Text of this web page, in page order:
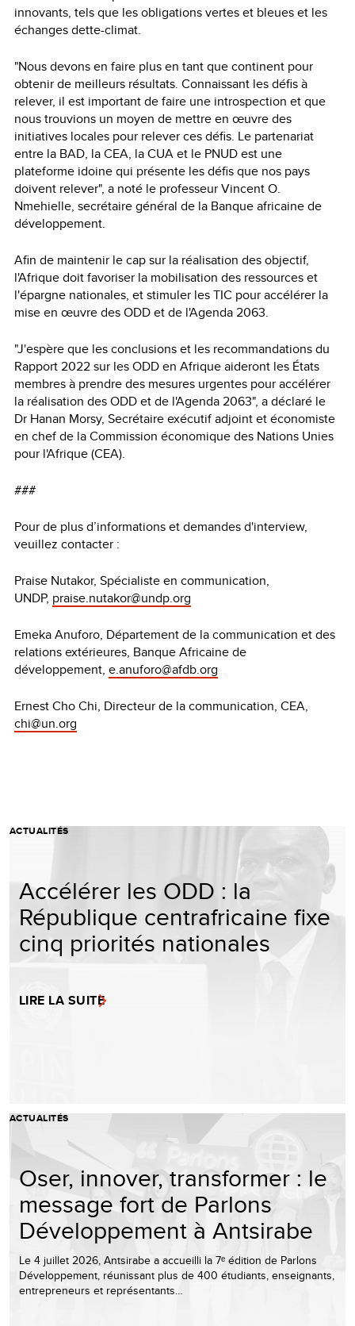
innovants, tels que les obligations vertes et bleues et les
échanges dette-climat.
"Nous devons en faire plus en tant que continent pour
obtenir de meilleurs résultats. Connaissant les défis à
relever, il est important de faire une introspection et que
nous trouvions un moyen de mettre en œuvre des
initiatives locales pour relever ces défis. Le partenariat
entre la BAD, la CEA, la CUA et le PNUD est une
plateforme idoine qui présente les défis que nos pays
doivent relever", a noté le professeur Vincent O.
Nmehielle, secrétaire général de la Banque africaine de
développement.
Afin de maintenir le cap sur la réalisation des objectif,
l'Afrique doit favoriser la mobilisation des ressources et
l'épargne nationales, et stimuler les TIC pour accélérer la
mise en œuvre des ODD et de l'Agenda 2063.
"J'espère que les conclusions et les recommandations du
Rapport 2022 sur les ODD en Afrique aideront les États
membres à prendre des mesures urgentes pour accélérer
la réalisation des ODD et de l'Agenda 2063", a déclaré le
Dr Hanan Morsy, Secrétaire exécutif adjoint et économiste
en chef de la Commission économique des Nations Unies
pour l'Afrique (CEA).
###
Pour de plus d’informations et demandes d'interview,
veuillez contacter :
Praise Nutakor, Spécialiste en communication,
UNDP, praise.nutakor@undp.org
Emeka Anuforo, Département de la communication et des
relations extérieures, Banque Africaine de
développement, e.anuforo@afdb.org
Ernest Cho Chi, Directeur de la communication, CEA,
chi@un.org
ACTUALITÉS
Accélérer les ODD : la
République centrafricaine fixe
cinq priorités nationales
LIRE LA SUITE
ACTUALITÉS
Oser, innover, transformer : le
message fort de Parlons
Développement à Antsirabe
Le 4 juillet 2026, Antsirabe a accueilli la 7ᵉ édition de Parlons
Développement, réunissant plus de 400 étudiants, enseignants,
entrepreneurs et représentants…